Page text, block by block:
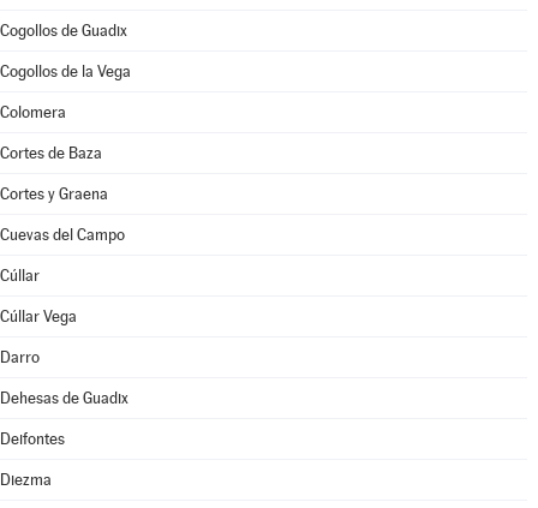
Cogollos de Guadix
Cogollos de la Vega
Colomera
Cortes de Baza
Cortes y Graena
Cuevas del Campo
Cúllar
Cúllar Vega
Darro
Dehesas de Guadix
Deifontes
Diezma